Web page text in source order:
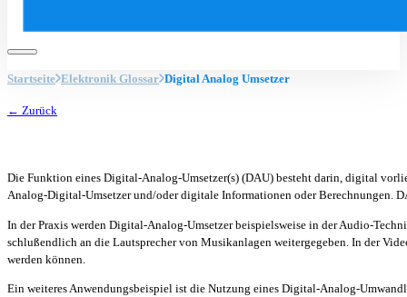
Startseite Elektronik Glossar Digital Analog Umsetzer
← Zurück
Die Funktion eines Digital-Analog-Umsetzer(s) (DAU) besteht darin, digital
Analog-Digital-Umsetzer und/oder digitale Informationen oder Berechnungen.
In der Praxis werden Digital-Analog-Umsetzer beispielsweise in der Audio-
schlußendlich an die Lautsprecher von Musikanlagen weitergegeben. In der
werden können.
Ein weiteres Anwendungsbeispiel ist die Nutzung eines Digital-Analog-